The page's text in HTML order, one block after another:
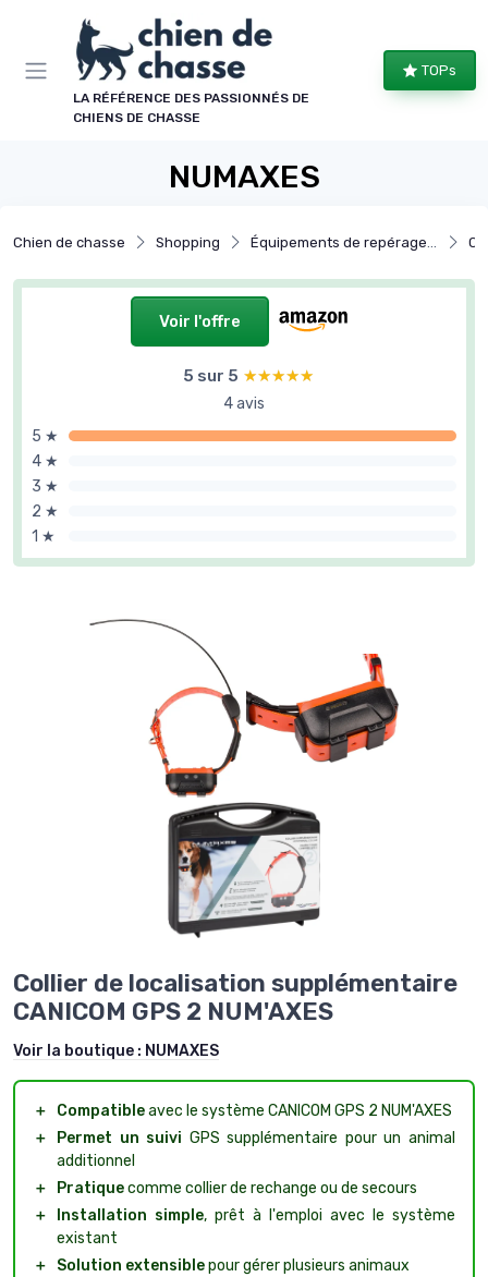
LA RÉFÉRENCE DES PASSIONNÉS DE
CHIENS DE CHASSE
TOPs
NUMAXES
Chien de chasse Shopping Équipements de repérage et de suivi
Voir l'offre
5 sur 5 ★★★★★
★★★★★
4 avis
5 ★
4 ★
3 ★
2 ★
1 ★
Collier de localisation supplémentaire
CANICOM GPS 2 NUM'AXES
Voir la boutique : NUMAXES
＋ Compatibleavec le système CANICOM GPS 2 NUM'AXES
＋
Permet un suivi GPS supplémentaire pour un animal
additionnel
＋
Pratiquecomme collier de rechange ou de secours
＋
Installation simple, prêt à l'emploi avec le système
existant
＋
Solution extensiblepour gérer plusieurs animaux
Panneau de gestion des cookies